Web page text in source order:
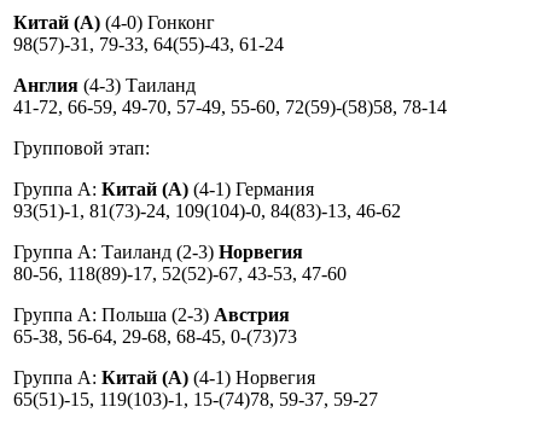
Китай (A) (4-0) Гонконг
98(57)-31, 79-33, 64(55)-43, 61-24
Англия (4-3) Таиланд
41-72, 66-59, 49-70, 57-49, 55-60, 72(59)-(58)58, 78-14
Групповой этап:
Группа A: Китай (A) (4-1) Германия
93(51)-1, 81(73)-24, 109(104)-0, 84(83)-13, 46-62
Группа A: Таиланд (2-3) Норвегия
80-56, 118(89)-17, 52(52)-67, 43-53, 47-60
Группа A: Польша (2-3) Австрия
65-38, 56-64, 29-68, 68-45, 0-(73)73
Группа A: Китай (A) (4-1) Норвегия
65(51)-15, 119(103)-1, 15-(74)78, 59-37, 59-27